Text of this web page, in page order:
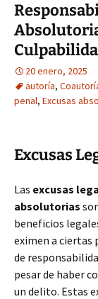
20 enero, 2025
autoría,
penal, Excusas
Excusas
Las excusas
absolutorias
beneficios
eximen a ciertas
de
pesar de haber
un delito. Estas